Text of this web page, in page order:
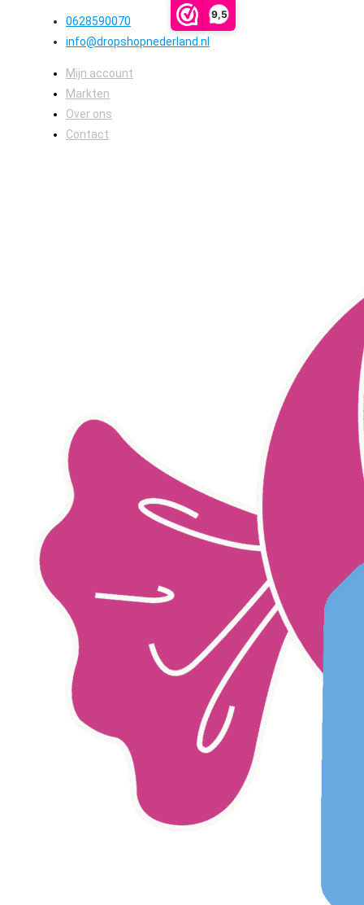
9,5
0628590070
info@dropshopnederland.nl
Mijn account
Markten
Over ons
Contact